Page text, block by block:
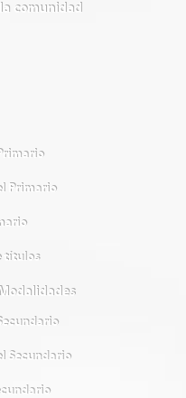
comunidad
Primario
títulos
Secundario